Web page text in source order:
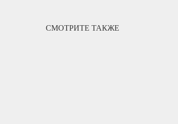
СМОТРИТЕ ТАКЖЕ